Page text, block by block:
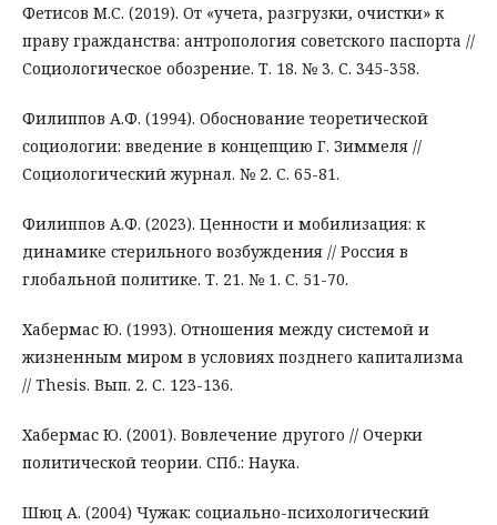
Фетисов М.С. (2019). От «учета, разгрузки, очистки» к
праву гражданства: антропология советского паспорта //
Социологическое обозрение. Т. 18. № 3. С. 345-358.
Филиппов А.Ф. (1994). Обоснование теоретической
социологии: введение в концепцию Г. Зиммеля //
Социологический журнал. № 2. С. 65-81.
Филиппов А.Ф. (2023). Ценности и мобилизация: к
динамике стерильного возбуждения // Россия в
глобальной политике. Т. 21. № 1. С. 51-70.
Хабермас Ю. (1993). Отношения между системой и
жизненным миром в условиях позднего капитализма
// Thesis. Вып. 2. С. 123-136.
Хабермас Ю. (2001). Вовлечение другого // Очерки
политической теории. СПб.: Наука.
Шюц А. (2004) Чужак: социально-психологический